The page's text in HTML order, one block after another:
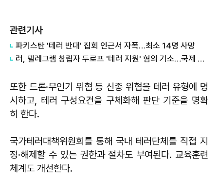
관련기사
파키스탄 '테러 반대' 집회 인근서 자폭…최소 14명 사망
러, 텔레그램 창립자 두로프 '테러 지원' 혐의 기소…국제 수배 명단에도 올려
또한 드론·무인기 위협 등 신종 위협을 테러 유형에 명
시하고, 테러 구성요건을 구체화해 판단 기준을 명확
히 한다.
국가테러대책위원회를 통해 국내 테러단체를 직접 지
정·해제할 수 있는 권한과 절차도 부여된다. 교육훈련
체계도 개선한다.